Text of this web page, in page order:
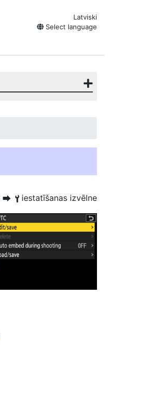
Latviski
Select language
U B iestatīšanas izvēlne